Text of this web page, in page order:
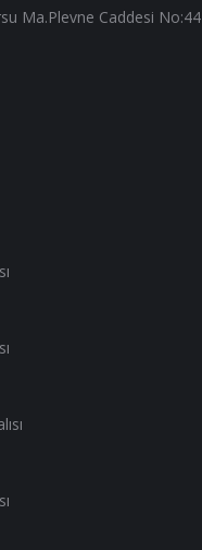
Ma.Plevne Caddesi No:44